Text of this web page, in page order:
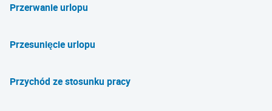
Przerwanie urlopu
Przesunięcie urlopu
Przychód ze stosunku pracy